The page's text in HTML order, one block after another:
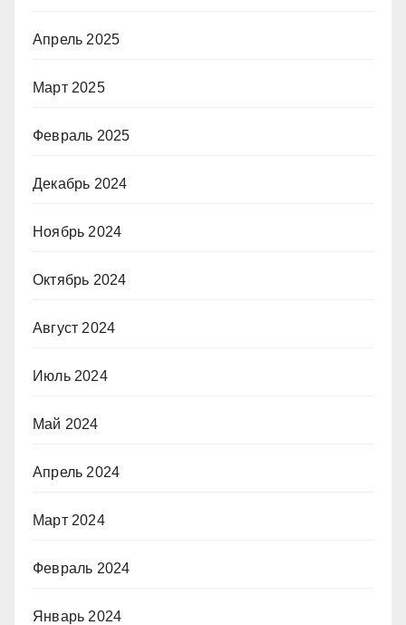
Апрель 2025
Март 2025
Февраль 2025
Декабрь 2024
Ноябрь 2024
Октябрь 2024
Август 2024
Июль 2024
Май 2024
Апрель 2024
Март 2024
Февраль 2024
Январь 2024